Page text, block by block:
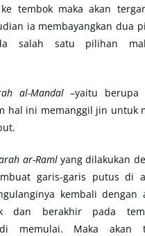
tembok maka akan
ia membayangkan dua
salah satu pilihan
al-Mandal–yaitu berupa
hal ini memanggil jin untuk
ar-Ramlyang dilakukan
garis-garis putus di
kembali dengan
dan berakhir pada
memulai. Maka akan